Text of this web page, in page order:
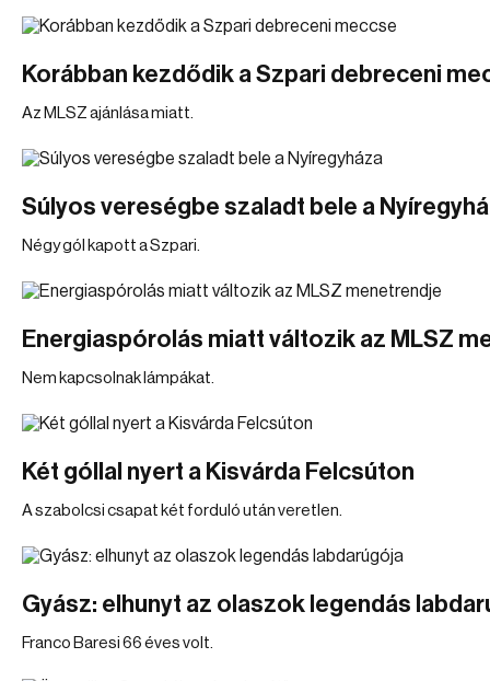
Korábban kezdődik a Szpari debreceni
Az MLSZ ajánlása miatt.
Súlyos vereségbe szaladt bele a
Négy gól kapott a Szpari.
Energiaspórolás miatt változik az MLSZ
Nem kapcsolnak lámpákat.
Két góllal nyert a Kisvárda Felcsúton
A szabolcsi csapat két forduló után veretlen.
Gyász: elhunyt az olaszok legendás
Franco Baresi 66 éves volt.